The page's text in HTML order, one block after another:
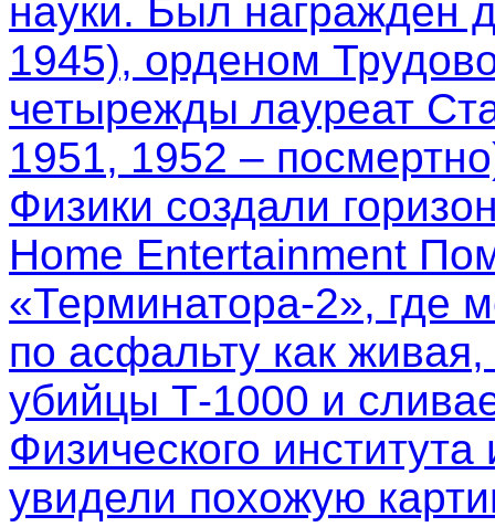
науки. Был награжден
1945), орденом
четырежды лауреат
1951, 1952 –
Физики создали
Home Entertainment
«Терминатора-2», где
по асфальту как
убийцы Т-1000 и
Физического
увидели похожую